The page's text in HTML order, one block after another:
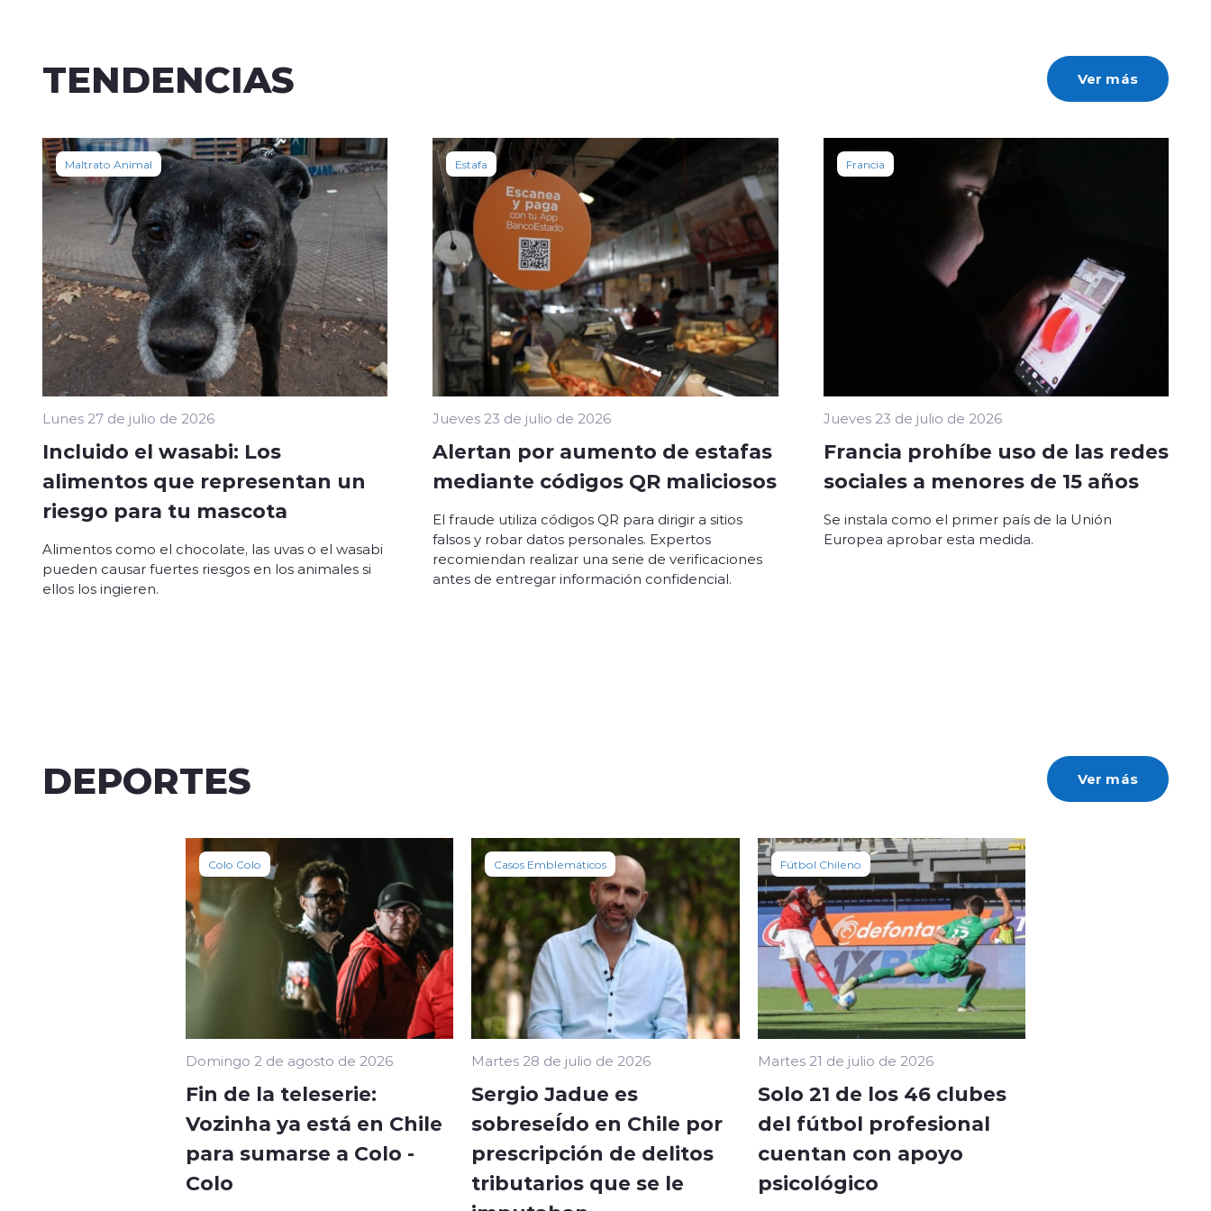
TENDENCIAS Ver más
Maltrato Animal
Lunes 27 de julio de 2026
Incluido el wasabi: Los
alimentos que representan un
riesgo para tu mascota
Alimentos como el chocolate, las uvas o el wasabi
pueden causar fuertes riesgos en los animales si
ellos los ingieren.
Estafa
Jueves 23 de julio de 2026
Alertan por aumento de estafas
mediante códigos QR maliciosos
El fraude utiliza códigos QR para dirigir a sitios
falsos y robar datos personales. Expertos
recomiendan realizar una serie de verificaciones
antes de entregar información confidencial.
Francia
Jueves 23 de julio de 2026
Francia prohíbe uso de las redes
sociales a menores de 15 años
Se instala como el primer país de la Unión
Europea aprobar esta medida.
DEPORTES Ver más
Colo Colo
Domingo 2 de agosto de 2026
Fin de la teleserie:
Vozinha ya está en Chile
para sumarse a Colo -
Colo
Casos Emblemáticos
Martes 28 de julio de 2026
Sergio Jadue es
sobreseÍdo en Chile por
prescripción de delitos
tributarios que se le
Fútbol Chileno
Martes 21 de julio de 2026
Solo 21 de los 46 clubes
del fútbol profesional
cuentan con apoyo
psicológico